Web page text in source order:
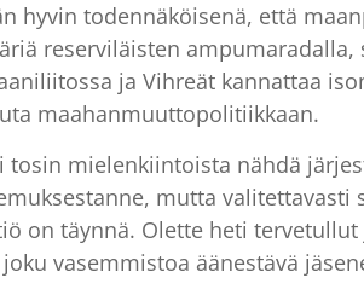
hyvin todennäköisenä, että
reserviläisten
ja Vihreät kannattaa
maahanmuuttopolitiikkaan.
tosin mielenkiintoista nähdä
mutta valitettavasti
on täynnä. Olette heti
vasemmistoa äänestävä